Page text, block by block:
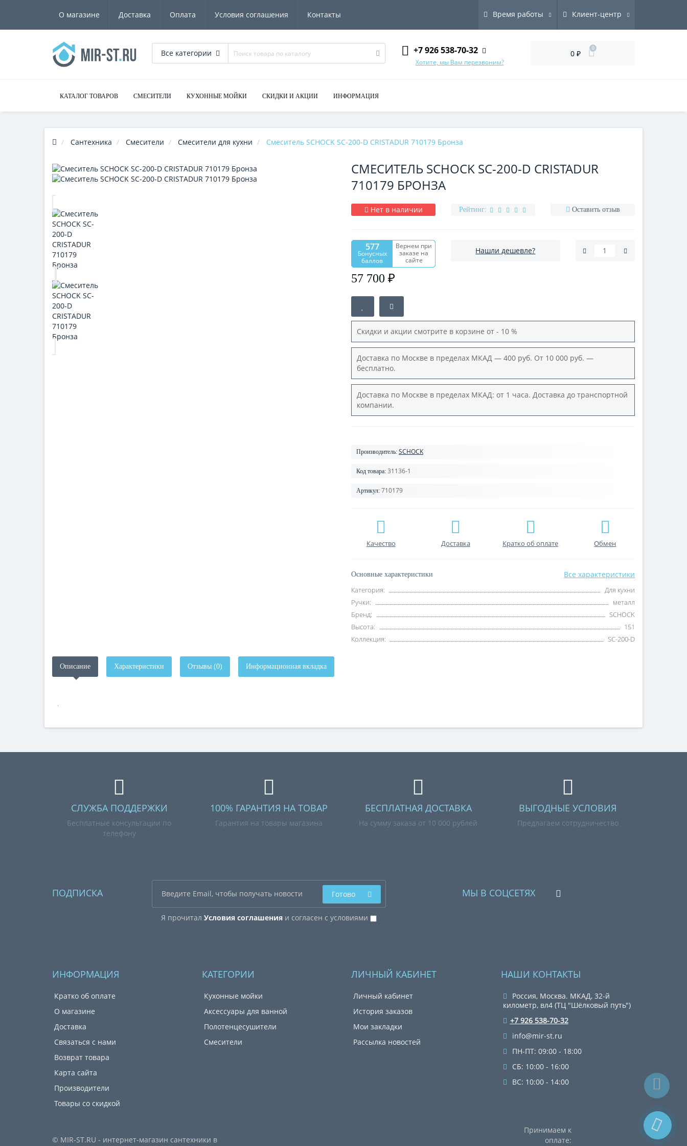
О магазине Доставка Оплата Условия соглашения Контакты Время работы Клиент-центр
Все категории +7 926 538-70-32
Хотите, мы Вам перезвоним?
0 ₽
0
КАТАЛОГ ТОВАРОВ СМЕСИТЕЛИ КУХОННЫЕ МОЙКИ СКИДКИ И АКЦИИ ИНФОРМАЦИЯ
Сантехника Смесители Смесители для кухни Смеситель SCHOCK SC-200-D CRISTADUR 710179 Бронза
СМЕСИТЕЛЬ SCHOCK SC-200-D CRISTADUR
710179 БРОНЗА
Нет в наличии Рейтинг: Оставить отзыв
577
Бонусных
баллов
Вернем при
заказе на
сайте
57 700 ₽
Нашли дешевле?
Скидки и акции смотрите в корзине от - 10 %
Доставка по Москве в пределах МКАД — 400 руб. От 10 000 руб. —
бесплатно.
Доставка по Москве в пределах МКАД: от 1 часа. Доставка до транспортной
компании.
Производитель: SCHOCK
Код товара: 31136-1
Артикул: 710179
Качество Доставка Кратко об оплате Обмен
Основные характеристики Все характеристики
Категория:
Для кухни
Ручки:
металл
Бренд:
SCHOCK
Высота:
151
Коллекция:
SC-200-D
Описание Характеристики Отзывы (0) Информационная вкладка
.
СЛУЖБА ПОДДЕРЖКИ
Бесплатные консультации по
телефону
100% ГАРАНТИЯ НА ТОВАР
Гарантия на товары магазина
БЕСПЛАТНАЯ ДОСТАВКА
На сумму заказа от 10 000 рублей
ВЫГОДНЫЕ УСЛОВИЯ
Предлагаем сотрудничество
ПОДПИСКА
Я прочитал Условия соглашенияи согласен с условиями
Готово МЫ В СОЦСЕТЯХ
ИНФОРМАЦИЯ
Кратко об оплате
О магазине
Доставка
Связаться с нами
Возврат товара
Карта сайта
Производители
Товары со скидкой
КАТЕГОРИИ
Кухонные мойки
Аксессуары для ванной
Полотенцесушители
Смесители
ЛИЧНЫЙ КАБИНЕТ
Личный кабинет
История заказов
Мои закладки
Рассылка новостей
НАШИ КОНТАКТЫ
Россия, Москва. МКАД, 32-й
километр, вл4 (ТЦ "Шёлковый путь")
+7 926 538-70-32
info@mir-st.ru
ПН-ПТ: 09:00 - 18:00
СБ: 10:00 - 16:00
ВС: 10:00 - 14:00
© MIR-ST.RU - интернет-магазин сантехники в
Принимаем к
оплате: